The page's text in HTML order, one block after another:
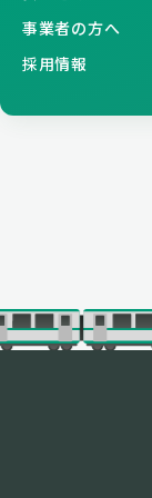
事業者の方へ
採用情報